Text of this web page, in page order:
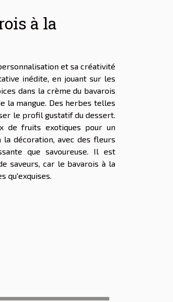
à la
et sa créativité
inédite, en jouant sur les
dans la crème du bavarois
la mangue. Des herbes telles
le profil gustatif du dessert.
de fruits exotiques pour un
décoration, avec des fleurs
que savoureuse. Il est
saveurs, car le bavarois à la
qu'exquises.